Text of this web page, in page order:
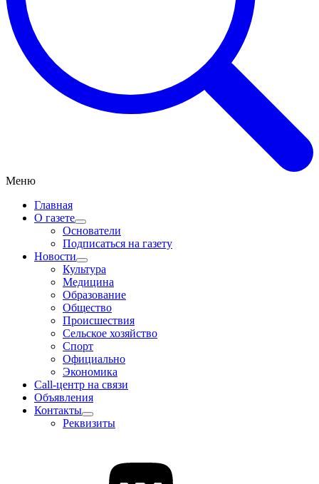
Меню
Главная
О газете
Основатели
Подписаться на газету
Новости
Культура
Медицина
Образование
Общество
Происшествия
Сельское хозяйство
Спорт
Официально
Экономика
Call-центр на связи
Объявления
Контакты
Реквизиты